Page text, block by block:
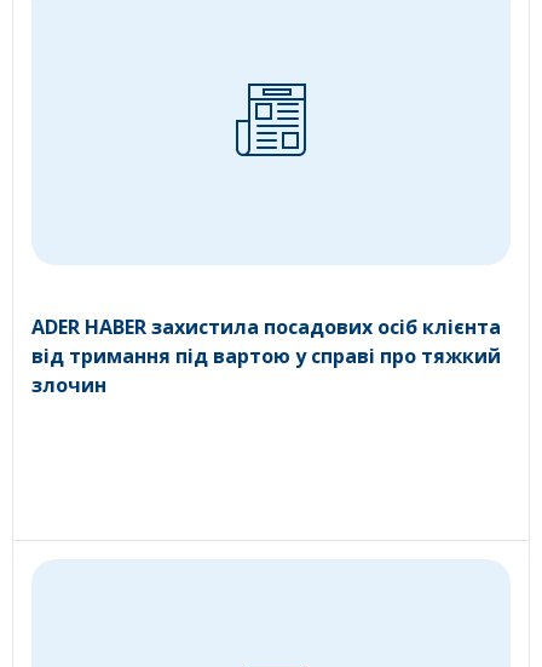
ADER HABER захистила посадових осіб клієнта
від тримання під вартою у справі про тяжкий
злочин